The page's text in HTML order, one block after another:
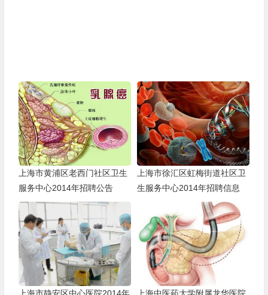
上海市黄浦区老西门社区卫生
服务中心2014年招聘公告
上海市徐汇区虹梅街道社区卫
生服务中心2014年招聘信息